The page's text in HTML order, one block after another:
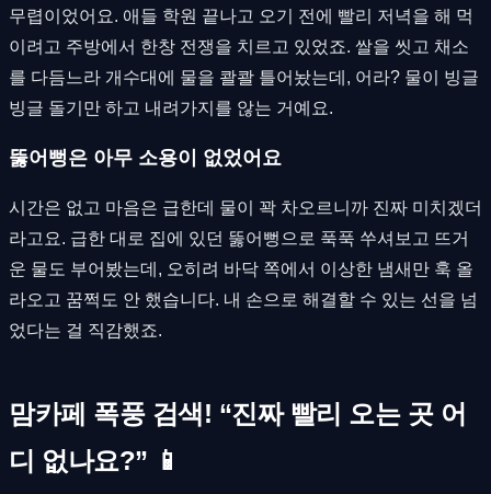
무렵이었어요. 애들 학원 끝나고 오기 전에 빨리 저녁을 해 먹
이려고 주방에서 한창 전쟁을 치르고 있었죠. 쌀을 씻고 채소
를 다듬느라 개수대에 물을 콸콸 틀어놨는데, 어라? 물이 빙글
빙글 돌기만 하고 내려가지를 않는 거예요.
뚫어뻥은 아무 소용이 없었어요
시간은 없고 마음은 급한데 물이 꽉 차오르니까 진짜 미치겠더
라고요. 급한 대로 집에 있던 뚫어뻥으로 푹푹 쑤셔보고 뜨거
운 물도 부어봤는데, 오히려 바닥 쪽에서 이상한 냄새만 훅 올
라오고 꿈쩍도 안 했습니다. 내 손으로 해결할 수 있는 선을 넘
었다는 걸 직감했죠.
맘카페 폭풍 검색! “진짜 빨리 오는 곳 어
디 없나요?” 📱